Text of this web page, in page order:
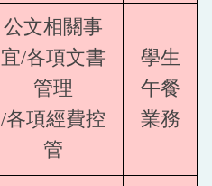
公文相關事
宜/各項文書
管理
/各項經費控
管
學生
午餐
業務